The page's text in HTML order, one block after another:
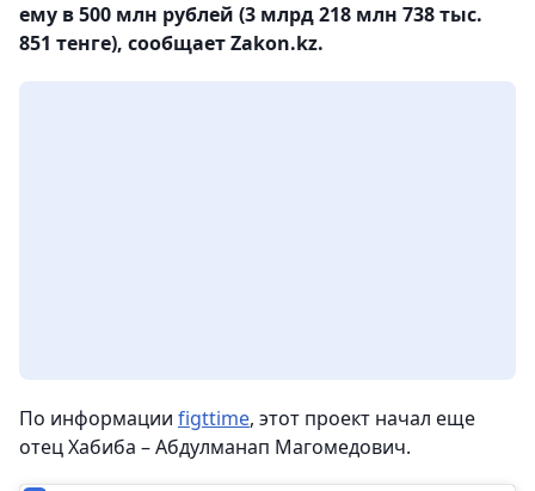
ему в 500 млн рублей (3 млрд 218 млн 738 тыс.
851 тенге), сообщает Zakon.kz.
По информации figttime, этот проект начал еще
отец Хабиба – Абдулманап Магомедович.